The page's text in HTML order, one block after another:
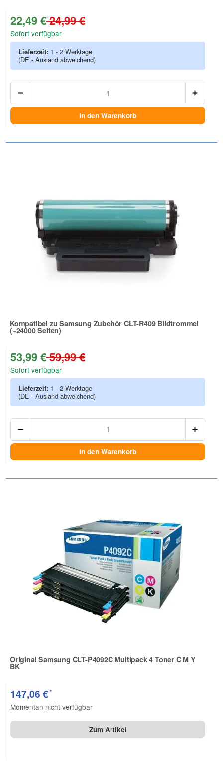
22,49 €24,99 €
Sofort verfügbar
Lieferzeit: 1 - 2 Werktage
(DE - Ausland abweichend)
In den Warenkorb
Kompatibel zu Samsung Zubehör CLT-R409 Bildtrommel
(~24000 Seiten)
Zur Artikelbewertung
53,99 €59,99 €
Sofort verfügbar
Lieferzeit: 1 - 2 Werktage
(DE - Ausland abweichend)
In den Warenkorb
Original Samsung CLT-P4092C Multipack 4 Toner C M Y
BK
147,06 €*
Momentan nicht verfügbar
Zum Artikel